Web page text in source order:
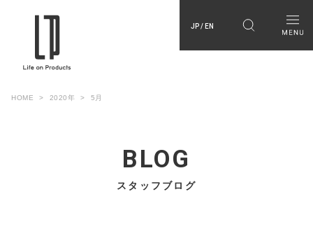
JP / EN
HOME 2020年 5月
BLOG
スタッフブログ